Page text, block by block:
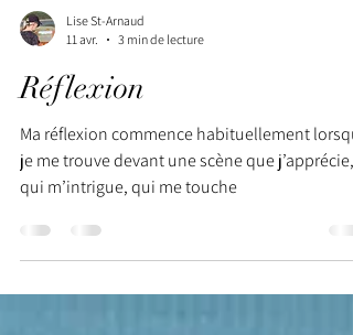
Lise St-Arnaud
11 avr.
3 min de lecture
Réflexion
Ma réflexion commence habituellement
je me trouve devant une scène que j’apprécie,